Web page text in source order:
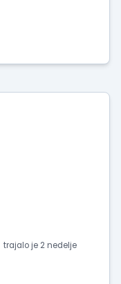
trajalo je 2 nedelje